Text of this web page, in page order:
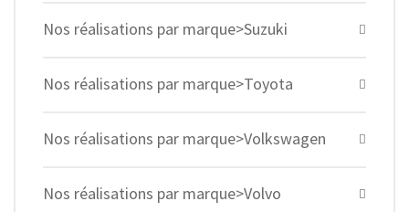
Nos réalisations par marque>Suzuki
Nos réalisations par marque>Toyota
Nos réalisations par marque>Volkswagen
Nos réalisations par marque>Volvo